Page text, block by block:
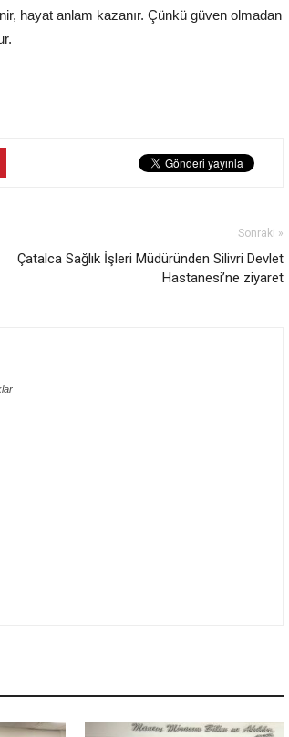
hayat anlam kazanır. Çünkü güven olmadan
Sonraki »
Çatalca Sağlık İşleri Müdüründen Silivri Devlet
Hastanesi’ne ziyaret